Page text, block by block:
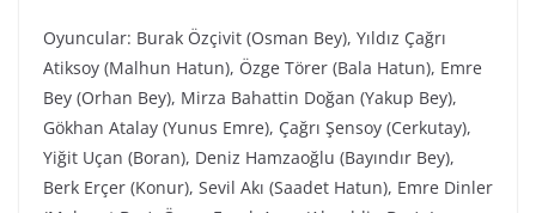
Oyuncular: Burak Özçivit (Osman Bey), Yıldız Çağrı
Atiksoy (Malhun Hatun), Özge Törer (Bala Hatun), Emre
Bey (Orhan Bey), Mirza Bahattin Doğan (Yakup Bey),
Gökhan Atalay (Yunus Emre), Çağrı Şensoy (Cerkutay),
Yiğit Uçan (Boran), Deniz Hamzaoğlu (Bayındır Bey),
Berk Erçer (Konur), Sevil Akı (Saadet Hatun), Emre Dinler